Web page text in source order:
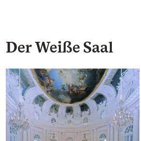
Der Weiße Saal